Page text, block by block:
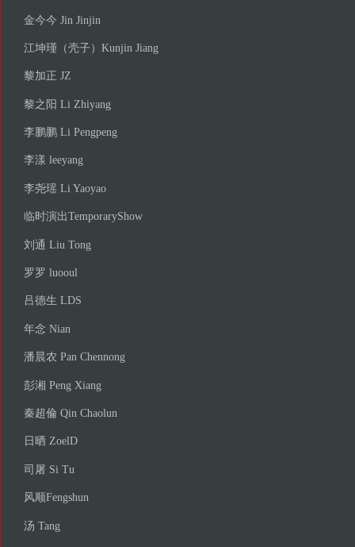
金今今 Jin Jinjin
江坤瑾（壳子）Kunjin Jiang
黎加正 JZ
黎之阳 Li Zhiyang
李鹏鹏 Li Pengpeng
李漾 leeyang
李尧瑶 Li Yaoyao
临时演出TemporaryShow
刘通 Liu Tong
罗罗 luooul
吕德生 LDS
年念 Nian
潘晨农 Pan Chennong
彭湘 Peng Xiang
秦超倫 Qin Chaolun
日晒 ZoelD
司屠 Si Tu
风顺Fengshun
汤 Tang